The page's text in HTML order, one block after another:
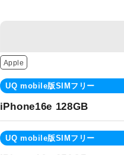
Apple
UQ mobile版SIMフリー
iPhone16e 128GB
UQ mobile版SIMフリー